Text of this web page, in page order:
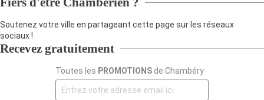
Soutenez votre ville en partageant cette page sur les réseaux
sociaux !
Recevez gratuitement
Toutes les PROMOTIONS de Chambéry